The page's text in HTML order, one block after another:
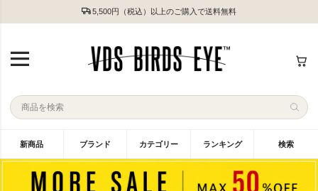
5,500円（税込）以上のご購入で送料無料
新商品 ブランド カテゴリー ランキング 検索